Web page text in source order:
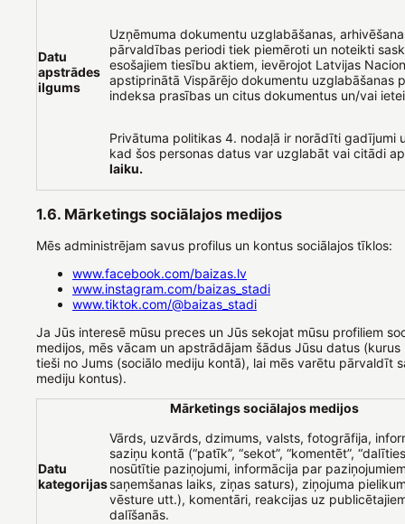
Datu
apstrādes
ilgums
Uzņēmuma dokumentu uzglabāšanas,
pārvaldības periodi tiek piemēroti un noteikti
esošajiem tiesību aktiem, ievērojot Latvijas
apstiprinātā Vispārējo dokumentu uzglabāšanas
indeksa prasības un citus dokumentus un/vai
Privātuma politikas 4. nodaļā ir norādīti gadījumi
kad šos personas datus var uzglabāt vai citādi
laiku.
1.6. Mārketings sociālajos medijos
Mēs administrējam savus profilus un kontus sociālajos tīklos:
www.facebook.com/baizas.lv
www.instagram.com/baizas_stadi
www.tiktok.com/@baizas_stadi
Ja Jūs interesē mūsu preces un Jūs sekojat mūsu profiliem
medijos, mēs vācam un apstrādājam šādus Jūsu datus (kurus
tieši no Jums (sociālo mediju kontā), lai mēs varētu pārvaldīt
mediju kontus).
Mārketings sociālajos medijos
Datu
kategorijas
Vārds, uzvārds, dzimums, valsts, fotogrāfija,
saziņu kontā (“patīk”, “sekot”, “komentēt”,
nosūtītie paziņojumi, informācija par
saņemšanas laiks, ziņas saturs), ziņojuma
vēsture utt.), komentāri, reakcijas uz
dalīšanās.